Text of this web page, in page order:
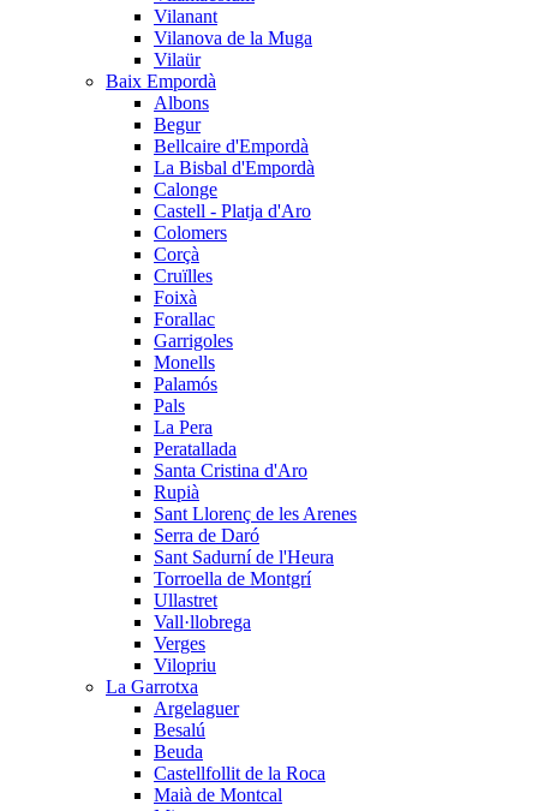
Vilanant
Vilanova de la Muga
Vilaür
Baix Empordà
Albons
Begur
Bellcaire d'Empordà
La Bisbal d'Empordà
Calonge
Castell - Platja d'Aro
Colomers
Corçà
Cruïlles
Foixà
Forallac
Garrigoles
Monells
Palamós
Pals
La Pera
Peratallada
Santa Cristina d'Aro
Rupià
Sant Llorenç de les Arenes
Serra de Daró
Sant Sadurní de l'Heura
Torroella de Montgrí
Ullastret
Vall·llobrega
Verges
Vilopriu
La Garrotxa
Argelaguer
Besalú
Beuda
Castellfollit de la Roca
Maià de Montcal